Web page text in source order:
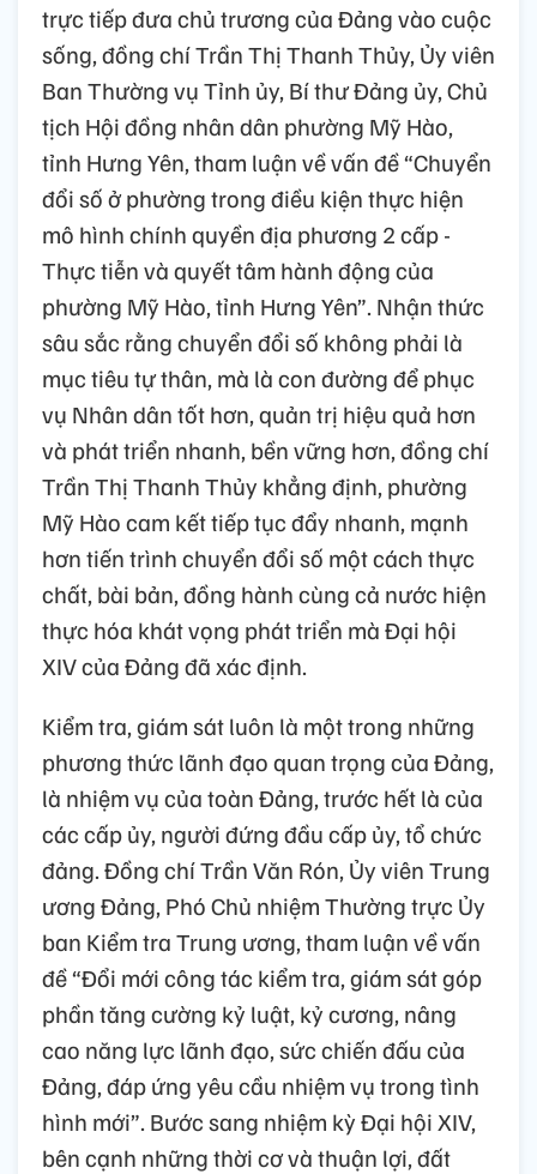
trực tiếp đưa chủ trương của Đảng vào cuộc
sống, đồng chí Trần Thị Thanh Thủy, Ủy viên
Ban Thường vụ Tỉnh ủy, Bí thư Đảng ủy, Chủ
tịch Hội đồng nhân dân phường Mỹ Hào,
tỉnh Hưng Yên, tham luận về vấn đề “Chuyển
đổi số ở phường trong điều kiện thực hiện
mô hình chính quyền địa phương 2 cấp -
Thực tiễn và quyết tâm hành động của
phường Mỹ Hào, tỉnh Hưng Yên”. Nhận thức
sâu sắc rằng chuyển đổi số không phải là
mục tiêu tự thân, mà là con đường để phục
vụ Nhân dân tốt hơn, quản trị hiệu quả hơn
và phát triển nhanh, bền vững hơn, đồng chí
Trần Thị Thanh Thủy khẳng định, phường
Mỹ Hào cam kết tiếp tục đẩy nhanh, mạnh
hơn tiến trình chuyển đổi số một cách thực
chất, bài bản, đồng hành cùng cả nước hiện
thực hóa khát vọng phát triển mà Đại hội
XIV của Đảng đã xác định.
Kiểm tra, giám sát luôn là một trong những
phương thức lãnh đạo quan trọng của Đảng,
là nhiệm vụ của toàn Đảng, trước hết là của
các cấp ủy, người đứng đầu cấp ủy, tổ chức
đảng. Đồng chí Trần Văn Rón, Ủy viên Trung
ương Đảng, Phó Chủ nhiệm Thường trực Ủy
ban Kiểm tra Trung ương, tham luận về vấn
đề “Đổi mới công tác kiểm tra, giám sát góp
phần tăng cường kỷ luật, kỷ cương, nâng
cao năng lực lãnh đạo, sức chiến đấu của
Đảng, đáp ứng yêu cầu nhiệm vụ trong tình
hình mới”. Bước sang nhiệm kỳ Đại hội XIV,
bên cạnh những thời cơ và thuận lợi, đất